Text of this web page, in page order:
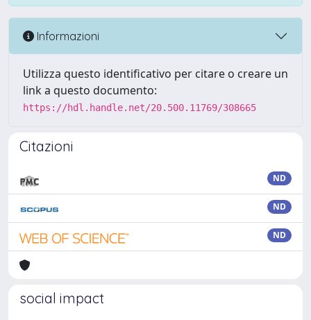
Informazioni
Utilizza questo identificativo per citare o creare un
link a questo documento:
https://hdl.handle.net/20.500.11769/308665
Citazioni
ND
ND
ND
social impact